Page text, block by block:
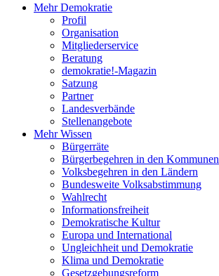
Mehr Demokratie
Profil
Organisation
Mitgliederservice
Beratung
demokratie!-Magazin
Satzung
Partner
Landesverbände
Stellenangebote
Mehr Wissen
Bürgerräte
Bürgerbegehren in den Kommunen
Volksbegehren in den Ländern
Bundesweite Volksabstimmung
Wahlrecht
Informationsfreiheit
Demokratische Kultur
Europa und International
Ungleichheit und Demokratie
Klima und Demokratie
Gesetzgebungsreform